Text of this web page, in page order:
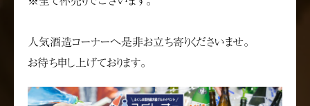
人気酒造コーナーへ是非お立ち寄りくださいませ。
お待ち申し上げております。